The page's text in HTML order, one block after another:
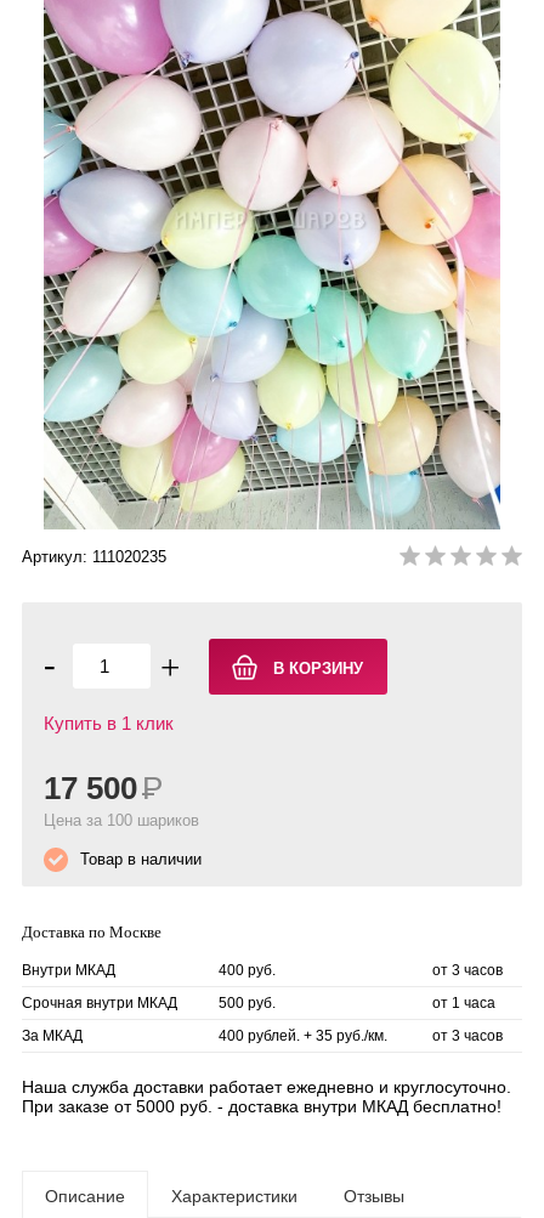
Артикул: 111020235
- +
Купить в 1 клик
17 500Р
Цена за 100 шариков
Товар в наличии
Доставка по Москве
Внутри МКАД 400 руб.
от 3 часов
Срочная внутри МКАД
500 руб.
от 1 часа
За МКАД
400 рублей. + 35 руб./км. от 3 часов
Наша служба доставки работает ежедневно и круглосуточно.
При заказе от 5000 руб. - доставка внутри МКАД бесплатно!
Описание Характеристики Отзывы